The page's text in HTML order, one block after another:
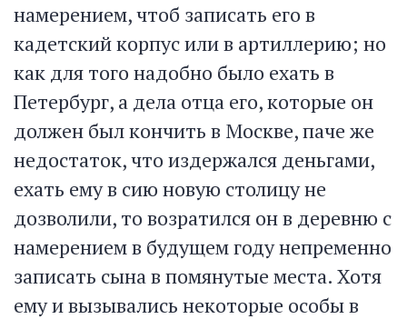
намерением, чтоб записать его в
кадетский корпус или в артиллерию; но
как для того надобно было ехать в
Петербург, а дела отца его, которые он
должен был кончить в Москве, паче же
недостаток, что издержался деньгами,
ехать ему в сию новую столицу не
дозволили, то возратился он в деревню с
намерением в будущем году непременно
записать сына в помянутые места. Хотя
ему и вызывались некоторые особы в